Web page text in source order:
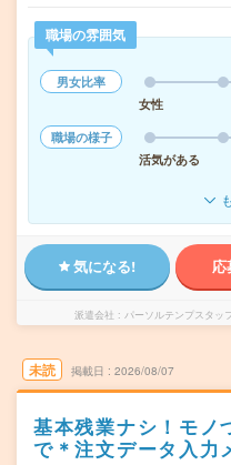
職場の雰囲気
男女比率
女性
職場の様子
活気がある
気になる! 応
派遣会社 パーソルテンプスタッ
未読 掲載日 2026/08/07
基本残業ナシ！モノ
で＊注文データ入力